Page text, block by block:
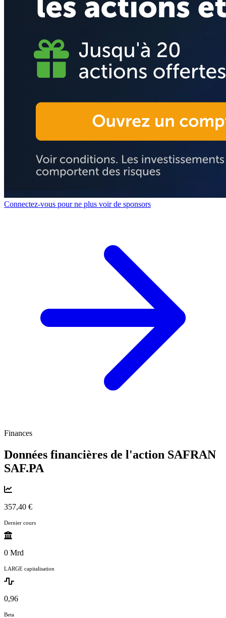
Connectez-vous pour ne plus voir de sponsors
Finances
Données financières de l'action SAFRAN
SAF.PA
357,40 €
Dernier cours
0 Mrd
LARGE capitalisation
0,96
Beta